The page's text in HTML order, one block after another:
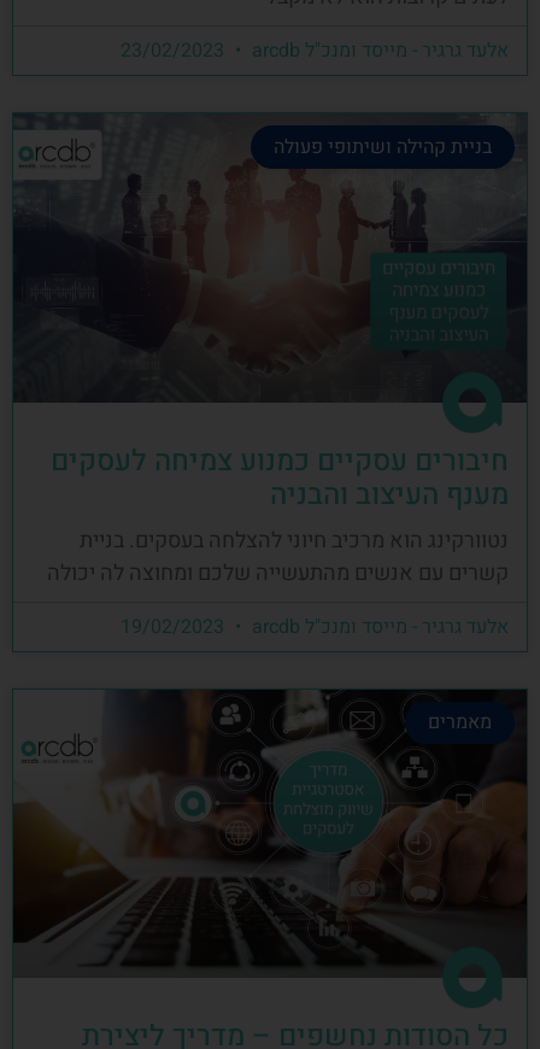
אלעד גרגיר - מייסד ומנכ"ל arcdb
בניית קהילה ושיתופי פעולה
חיבורים עסקיים כמנוע צמיחה לעסקים
מענף העיצוב והבניה
נטוורקינג הוא מרכיב חיוני להצלחה בעסקים. בניית
קשרים עם אנשים מהתעשייה שלכם ומחוצה לה יכולה
אלעד גרגיר - מייסד ומנכ"ל arcdb
מאמרים
כל הסודות נחשפים – מדריך ליצירת